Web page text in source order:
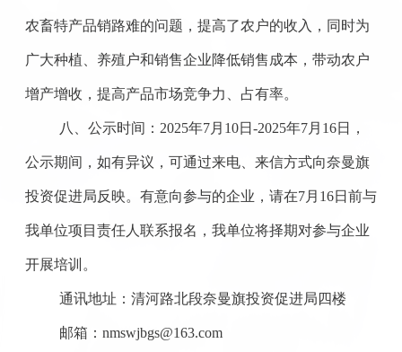
农畜特产品销路难的问题，提高了农户的收入，同时为
广大种植、养殖户和销售企业降低销售成本，带动农户
增产增收，提高产品市场竞争力、占有率。
八、公示时间： 2025年7月10日-2025年7月16日，
公示期间，如有异议，可通过来电、来信方式向奈曼旗
投资促进局反映。有意向参与的企业，请在7月16日前与
我单位项目责任人联系报名，我单位将择期对参与企业
开展培训。
通讯地址：清河路北段奈曼旗投资促进局四楼
邮箱：nmswjbgs@163.com